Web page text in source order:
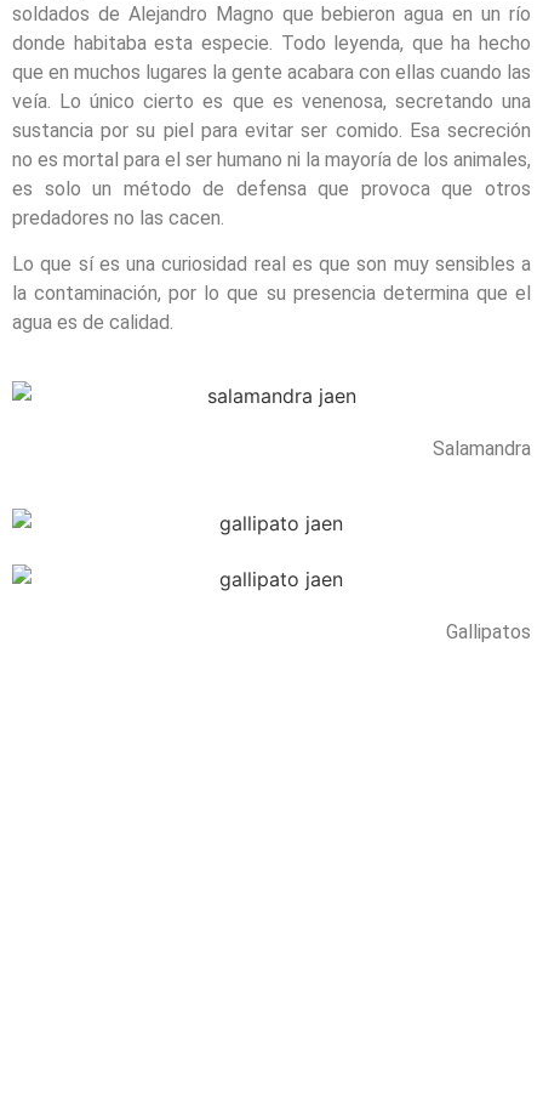
soldados de Alejandro Magno que bebieron agua en un río
donde habitaba esta especie. Todo leyenda, que ha hecho
que en muchos lugares la gente acabara con ellas cuando las
veía. Lo único cierto es que es venenosa, secretando una
sustancia por su piel para evitar ser comido. Esa secreción
no es mortal para el ser humano ni la mayoría de los animales,
es solo un método de defensa que provoca que otros
predadores no las cacen.
Lo que sí es una curiosidad real es que son muy sensibles a
la contaminación, por lo que su presencia determina que el
agua es de calidad.
Salamandra
Gallipatos